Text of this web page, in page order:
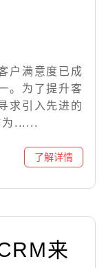
户满意度已成
。为了提升客
求引入先进的
为......
来